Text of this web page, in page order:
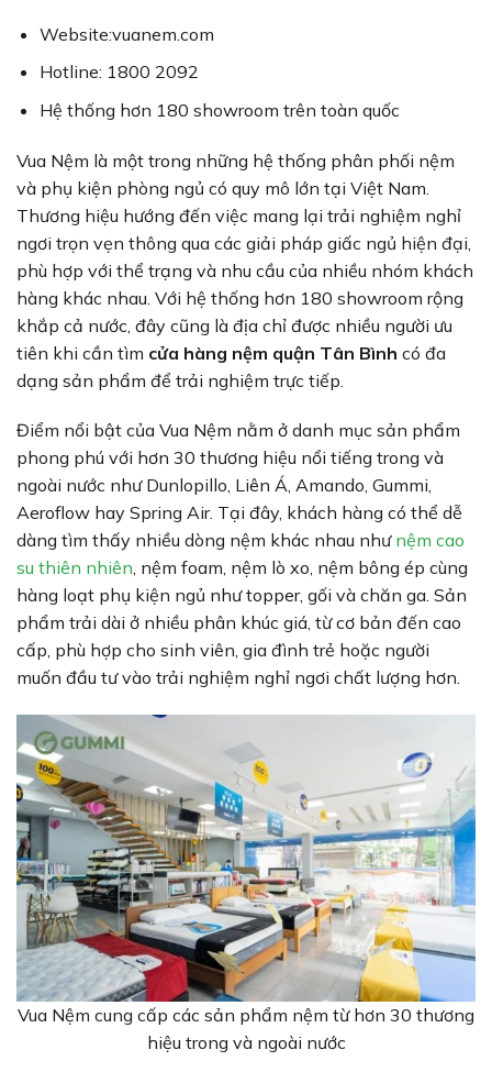
Website:vuanem.com
Hotline: 1800 2092
Hệ thống hơn 180 showroom trên toàn quốc
Vua Nệm là một trong những hệ thống phân phối nệm
và phụ kiện phòng ngủ có quy mô lớn tại Việt Nam.
Thương hiệu hướng đến việc mang lại trải nghiệm nghỉ
ngơi trọn vẹn thông qua các giải pháp giấc ngủ hiện đại,
phù hợp với thể trạng và nhu cầu của nhiều nhóm khách
hàng khác nhau. Với hệ thống hơn 180 showroom rộng
khắp cả nước, đây cũng là địa chỉ được nhiều người ưu
tiên khi cần tìm cửa hàng nệm quận Tân Bình có đa
dạng sản phẩm để trải nghiệm trực tiếp.
Điểm nổi bật của Vua Nệm nằm ở danh mục sản phẩm
phong phú với hơn 30 thương hiệu nổi tiếng trong và
ngoài nước như Dunlopillo, Liên Á, Amando, Gummi,
Aeroflow hay Spring Air. Tại đây, khách hàng có thể dễ
dàng tìm thấy nhiều dòng nệm khác nhau như nệm cao
su thiên nhiên, nệm foam, nệm lò xo, nệm bông ép cùng
hàng loạt phụ kiện ngủ như topper, gối và chăn ga. Sản
phẩm trải dài ở nhiều phân khúc giá, từ cơ bản đến cao
cấp, phù hợp cho sinh viên, gia đình trẻ hoặc người
muốn đầu tư vào trải nghiệm nghỉ ngơi chất lượng hơn.
Vua Nệm cung cấp các sản phẩm nệm từ hơn 30 thương
hiệu trong và ngoài nước